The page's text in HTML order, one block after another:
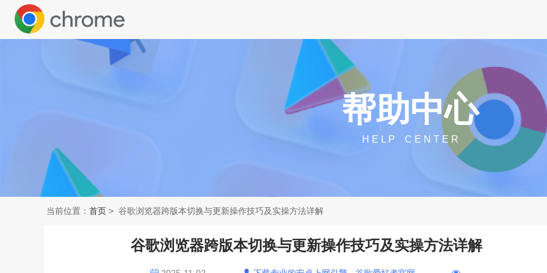
帮助中心
H E L P C E N T E R
当前位置： 首页 > 谷歌浏览器跨版本切换与更新操作技巧及实操方法详解
谷歌浏览器跨版本切换与更新操作技巧及实操方法详解